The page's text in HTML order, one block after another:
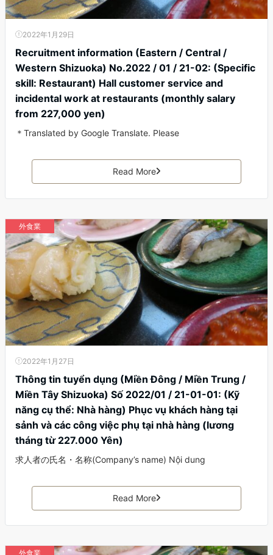
2022年1月29日
Recruitment information (Eastern / Central /
Western Shizuoka) No.2022 / 01 / 21-02: (Specific
skill: Restaurant) Hall customer service and
incidental work at restaurants (monthly salary
from 227,000 yen)
＊Translated by Google Translate. Please
Read More
外食業
2022年1月27日
Thông tin tuyển dụng (Miền Đông / Miền Trung /
Miền Tây Shizuoka) Số 2022/01 / 21-01-01: (Kỹ
năng cụ thể: Nhà hàng) Phục vụ khách hàng tại
sảnh và các công việc phụ tại nhà hàng (lương
tháng từ 227.000 Yên)
求人者の氏名・名称(Company’s name) Nội dung
Read More
外食業